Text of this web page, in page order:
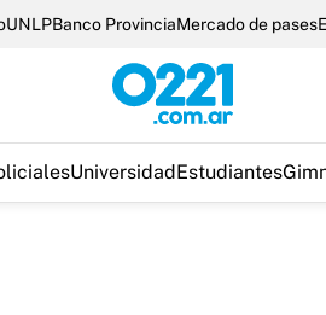
UNLPBanco ProvinciaMercado de pases
UniversidadEstudiantes